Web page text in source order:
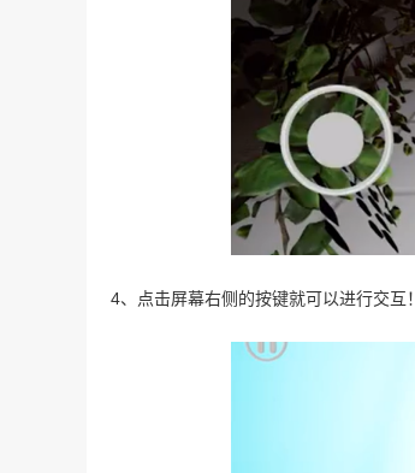
4、点击屏幕右侧的按键就可以进行交互！